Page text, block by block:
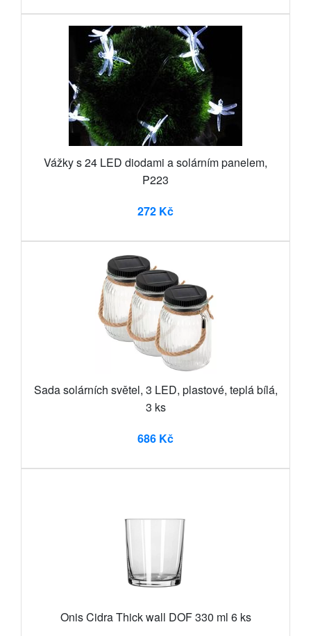
Vážky s 24 LED diodami a solárním panelem,
P223
272 Kč
Sada solárních světel, 3 LED, plastové, teplá bílá,
3 ks
686 Kč
Onis Cidra Thick wall DOF 330 ml 6 ks